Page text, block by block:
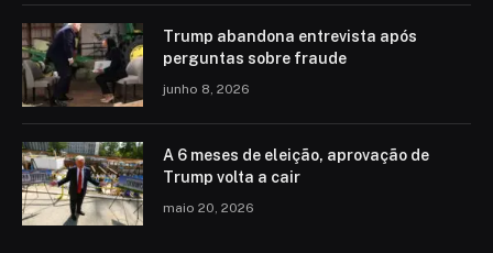
Trump abandona entrevista após
perguntas sobre fraude
junho 8, 2026
A 6 meses de eleição, aprovação de
Trump volta a cair
maio 20, 2026